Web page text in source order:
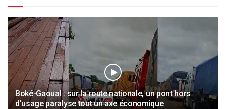
Boké-Gaoual : sur la route nationale, un pont hors
d’usage paralyse tout un axe économique